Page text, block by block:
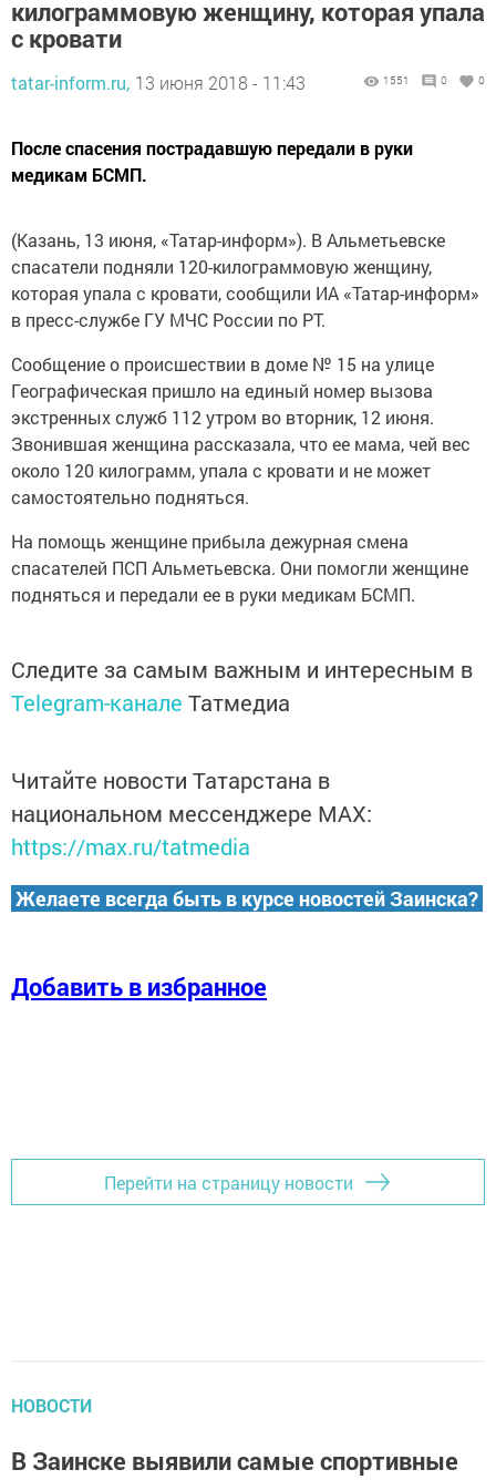
килограммовую женщину, которая упала
с кровати
tatar-inform.ru, 13 июня 2018 - 11:43 1551 0 0
После спасения пострадавшую передали в руки
медикам БСМП.
(Казань, 13 июня, «Татар-информ»). В Альметьевске
спасатели подняли 120-килограммовую женщину,
которая упала с кровати, сообщили ИА «Татар-информ»
в пресс-службе ГУ МЧС России по РТ.
Сообщение о происшествии в доме № 15 на улице
Географическая пришло на единый номер вызова
экстренных служб 112 утром во вторник, 12 июня.
Звонившая женщина рассказала, что ее мама, чей вес
около 120 килограмм, упала с кровати и не может
самостоятельно подняться.
На помощь женщине прибыла дежурная смена
спасателей ПСП Альметьевска. Они помогли женщине
подняться и передали ее в руки медикам БСМП.
Следите за самым важным и интересным в
Telegram-канале Татмедиа
Читайте новости Татарстана в
национальном мессенджере MАХ:
https://max.ru/tatmedia
Желаете всегда быть в курсе новостей Заинска?
Добавить в избранное
Перейти на страницу новости
НОВОСТИ
В Заинске выявили самые спортивные